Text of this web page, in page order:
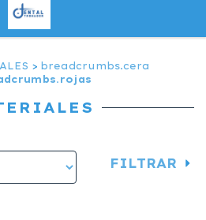
> breadcrumbs.cera
FILTRAR